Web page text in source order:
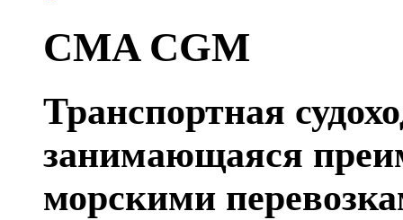
CMA CGM
Транспортная
занимающаяся
морскими